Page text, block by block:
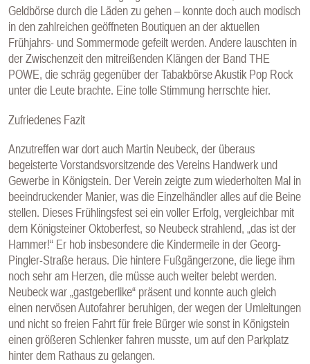
Geldbörse durch die Läden zu gehen – konnte doch auch modisch
in den zahlreichen geöffneten Boutiquen an der aktuellen
Frühjahrs- und Sommermode gefeilt werden. Andere lauschten in
der Zwischenzeit den mitreißenden Klängen der Band THE
POWE, die schräg gegenüber der Tabakbörse Akustik Pop Rock
unter die Leute brachte. Eine tolle Stimmung herrschte hier.
Zufriedenes Fazit
Anzutreffen war dort auch Martin Neubeck, der überaus
begeisterte Vorstandsvorsitzende des Vereins Handwerk und
Gewerbe in Königstein. Der Verein zeigte zum wiederholten Mal in
beeindruckender Manier, was die Einzelhändler alles auf die Beine
stellen. Dieses Frühlingsfest sei ein voller Erfolg, vergleichbar mit
dem Königsteiner Oktoberfest, so Neubeck strahlend, „das ist der
Hammer!“ Er hob insbesondere die Kindermeile in der Georg-
Pingler-Straße heraus. Die hintere Fußgängerzone, die liege ihm
noch sehr am Herzen, die müsse auch weiter belebt werden.
Neubeck war „gastgeberlike“ präsent und konnte auch gleich
einen nervösen Autofahrer beruhigen, der wegen der Umleitungen
und nicht so freien Fahrt für freie Bürger wie sonst in Königstein
einen größeren Schlenker fahren musste, um auf den Parkplatz
hinter dem Rathaus zu gelangen.